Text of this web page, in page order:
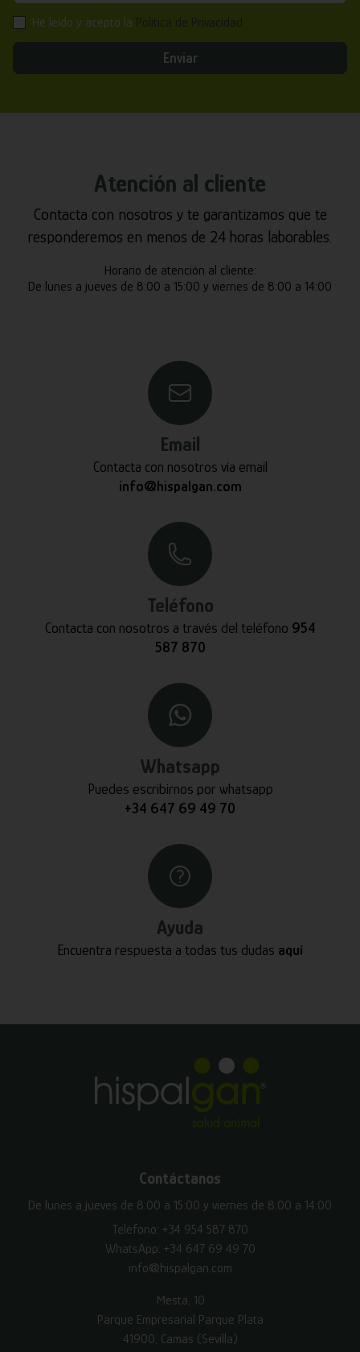
He leído y acepto la
Enviar
Atención al cliente
Contacta con nosotros y te garantizamos que te
responderemos en menos de 24 horas laborables.
Horario de atención al cliente:
De lunes a jueves de 8:00 a 15:00 y viernes de 8:00 a 14:00
Email
Contacta con nosotros vía email
info@hispalgan.com
Teléfono
Contacta con nosotros a través del teléfono 954
587 870
Whatsapp
Puedes escribirnos por whatsapp
+34 647 69 49 70
Ayuda
Encuentra respuesta a todas tus dudas aquí
Contáctanos
De lunes a jueves de 8:00 a 15:00 y viernes de 8:00 a 14:00
Teléfono: +34 954 587 870
WhatsApp: +34 647 69 49 70
info@hispalgan.com
Mesta, 10
Parque Empresarial Parque Plata
41900, Camas (Sevilla)